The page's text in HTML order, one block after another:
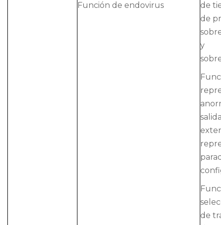
Función de endovirus
de
de
y
de